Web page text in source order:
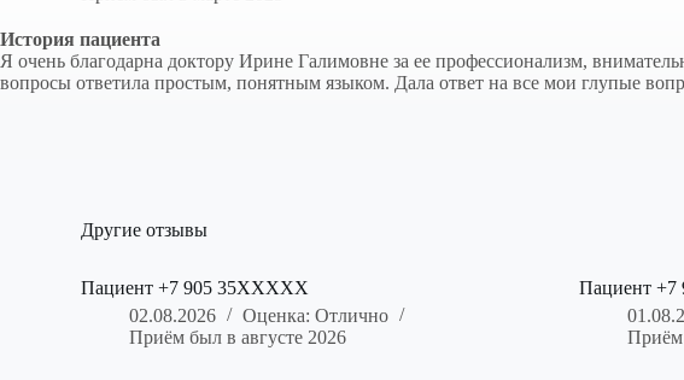
История пациента
Я очень благодарна доктору Ирине Галимовне за ее профессионализм,
вопросы ответила простым, понятным языком. Дала ответ на все мои глупые
Другие отзывы
Пациент +7 905 35XXXXX
02.08.2026
Оценка: Отлично
Приём был в августе 2026
Пациент